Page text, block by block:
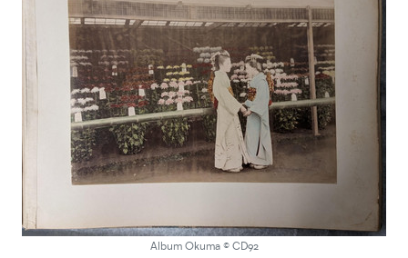
Album Okuma © CD92